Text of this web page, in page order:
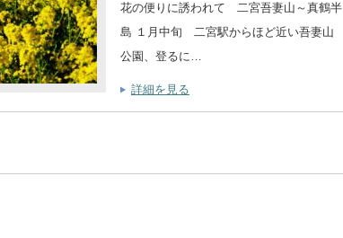
花の便りに誘われて 二宮吾妻山～真鶴半
島 １月中旬 二宮駅からほど近い吾妻山
公園、登るに…
詳細を見る